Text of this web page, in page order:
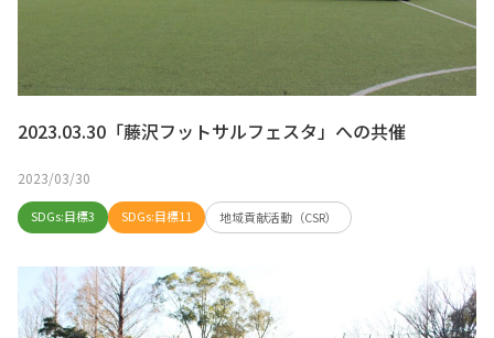
2023.03.30「藤沢フットサルフェスタ」への共催
2023/03/30
SDGs:目標3 SDGs:目標11 地域貢献活動（CSR）